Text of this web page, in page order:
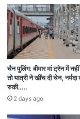
को आदेश जारी कर
निलंबित कर दिया है।
चैन पुलिंग: बीमार मां ट्रेन में
तो यात्री ने खींच दी चेन,
रुकी…..
2 days ago